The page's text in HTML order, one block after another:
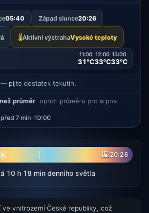
05:40 Západ slunce20:26
🌡️Aktivní výstrahaVysoké teploty
11:00
31°C
12:00
33°C
13:00
33°C
— pijte dostatek tekutin.
průměr oproti průměru pro srpna
7 min ·10:00
🌇20:26
10 h 18 min denního světla
ve vnitrozemí České republiky, což